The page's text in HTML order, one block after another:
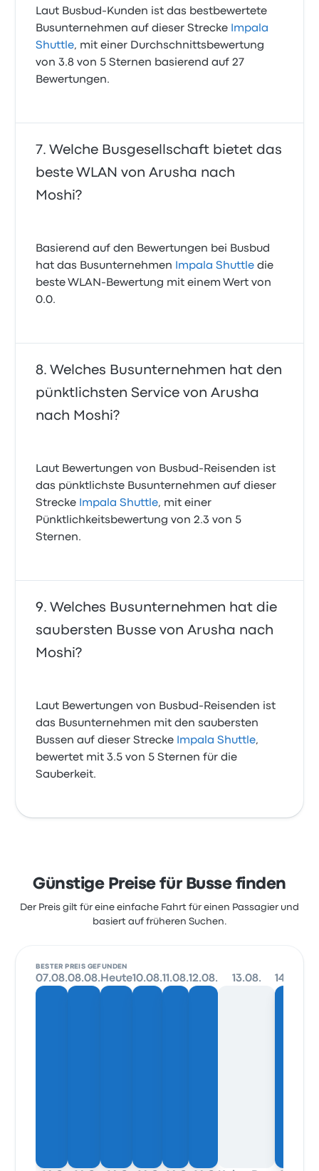
Laut Busbud-Kunden ist das bestbewertete
Busunternehmen auf dieser Strecke
Impala
Shuttle, mit einer Durchschnittsbewertung
von 3.8 von 5 Sternen basierend auf 27
Bewertungen.
Welche Busgesellschaft bietet das
beste WLAN von Arusha nach
Moshi?
Basierend auf den Bewertungen bei Busbud
hat das Busunternehmen
Impala Shuttle die
beste WLAN-Bewertung mit einem Wert von
0.0.
Welches Busunternehmen hat den
pünktlichsten Service von Arusha
nach Moshi?
Laut Bewertungen von Busbud-Reisenden ist
das pünktlichste Busunternehmen auf dieser
Strecke
Impala Shuttle, mit einer
Pünktlichkeitsbewertung von 2.3 von 5
Sternen.
Welches Busunternehmen hat die
saubersten Busse von Arusha nach
Moshi?
Laut Bewertungen von Busbud-Reisenden ist
das Busunternehmen mit den saubersten
Bussen auf dieser Strecke
Impala Shuttle,
bewertet mit 3.5 von 5 Sternen für die
Sauberkeit.
Günstige Preise für Busse finden
Der Preis gilt für eine einfache Fahrt für einen Passagier und
basiert auf früheren Suchen.
BESTER PREIS GEFUNDEN
07.08.08.08. Heute10.08.11.08.12.08. 13.08. 14.08.